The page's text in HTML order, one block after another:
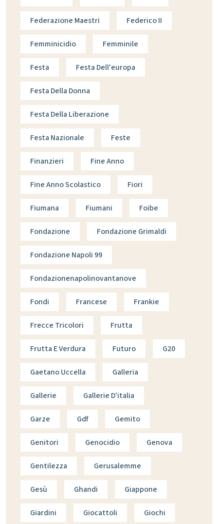
Federazione Maestri Federico II
Femminicidio Femminile
Festa Festa Dell'europa
Festa Della Donna
Festa Della Liberazione
Festa Nazionale Feste
Finanzieri Fine Anno
Fine Anno Scolastico Fiori
Fiumana Fiumani Foibe
Fondazione Fondazione Grimaldi
Fondazione Napoli 99
Fondazionenapolinovantanove
Fondi Francese Frankie
Frecce Tricolori Frutta
Frutta E Verdura Futuro G20
Gaetano Uccella Galleria
Gallerie Gallerie D'italia
Garze Gdf Gemito
Genitori Genocidio Genova
Gentilezza Gerusalemme
Gesù Ghandi Giappone
Giardini Giocattoli Giochi